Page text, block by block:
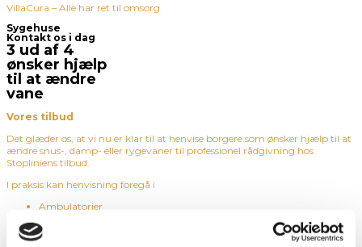
VillaCura – Alle har ret til omsorg
Sygehuse
Kontakt os i dag
3 ud af 4
ønsker hjælp
til at ændre
vane
Vores tilbud
Det glæder os, at vi nu er klar til at henvise borgere som ønsker hjælp til at
ændre snus-, damp- eller rygevaner til professionel rådgivning hos
Stopliniens tilbud.
I praksis kan henvisning foregå i
Ambulatorier
Foyer
Indgangspartier